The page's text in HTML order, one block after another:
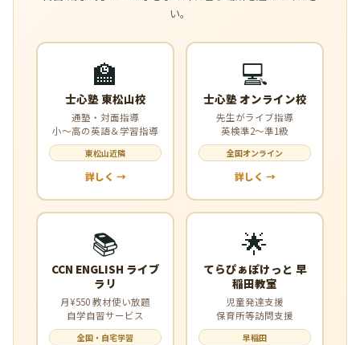
い。
🏫
士心塾 東松山校
通塾・対面指導
小〜高の英語＆学習指導
東松山近隣
詳しく →
💻
士心塾 オンライン校
先生がライブ指導
英検準2〜準1級
全国オンライン
詳しく →
📚
CCN ENGLISH ライブ
ラリ
月¥550 教材使い放題
自学自習サービス
全国・自宅学習
🌟
てらぴぁぽけっと 早
稲田教室
児童発達支援
保育所等訪問支援
早稲田